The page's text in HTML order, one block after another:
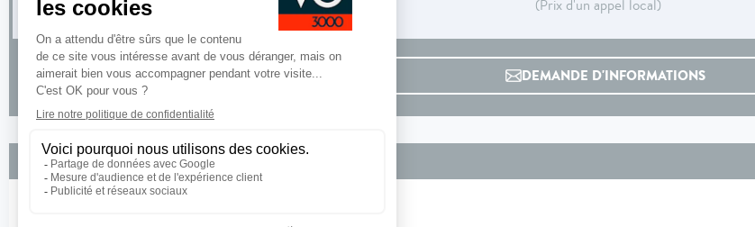
(Prix d'un appel local)
DEMANDE D'INFORMATIONS
Options incluses